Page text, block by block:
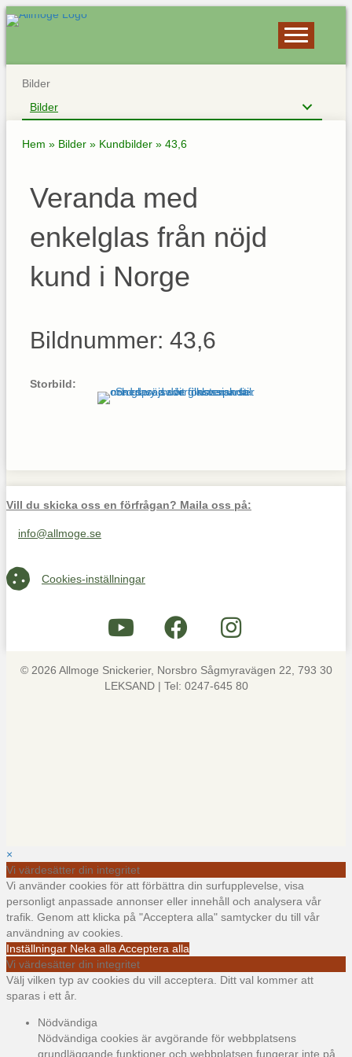
Bilder
Bilder
Hem » Bilder » Kundbilder » 43,6
Veranda med
enkelglas från nöjd
kund i Norge
Bildnummer: 43,6
Storbild:
Vill du skicka oss en förfrågan? Maila oss på:
Maila oss på info@allmoge.se
info@allmoge.se
Cookies-inställningar
Cookies-inställningar
© 2026 Allmoge Snickerier, Norsbro Sågmyravägen 22, 793 30
LEKSAND | Tel: 0247-645 80
×
Vi värdesätter din integritet
Vi använder cookies för att förbättra din surfupplevelse, visa
personligt anpassade annonser eller innehåll och analysera vår
trafik. Genom att klicka på "Acceptera alla" samtycker du till vår
användning av cookies.
Inställningar Neka alla Acceptera alla
Vi värdesätter din integritet
Välj vilken typ av cookies du vill acceptera. Ditt val kommer att
sparas i ett år.
Nödvändiga
Nödvändiga cookies är avgörande för webbplatsens
grundläggande funktioner och webbplatsen fungerar inte på